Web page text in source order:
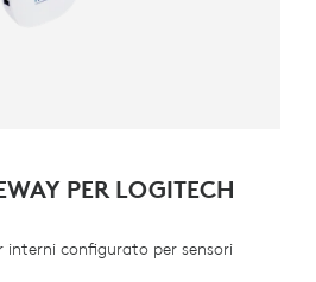
PER LOGITECH
interni configurato per sensori